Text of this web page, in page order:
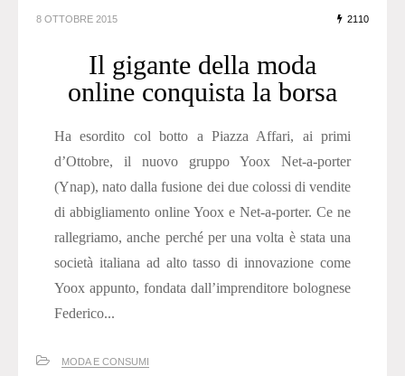
8 OTTOBRE 2015 2110
Il gigante della moda
online conquista la borsa
Ha esordito col botto a Piazza Affari, ai primi
d’Ottobre, il nuovo gruppo Yoox Net-a-porter
(Ynap), nato dalla fusione dei due colossi di vendite
di abbigliamento online Yoox e Net-a-porter. Ce ne
rallegriamo, anche perché per una volta è stata una
società italiana ad alto tasso di innovazione come
Yoox appunto, fondata dall’imprenditore bolognese
Federico...
MODA E CONSUMI